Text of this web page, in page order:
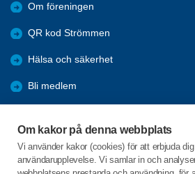
Om kakor på denna webbplats
Vi använder kakor (cookies) för att erbjuda
användarupplevelse. Vi samlar in och
Om föreningen
QR kod Strömmen
Hälsa och säkerhet
Bli medlem
Kommande resor
Arkiv